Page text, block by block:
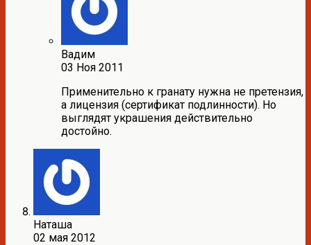
Вадим
03 Ноя 2011
Применительно к гранату нужна не претензия,
а лицензия (сертификат подлинности). Но
выглядят украшения действительно
достойно.
Наташа
02 мая 2012